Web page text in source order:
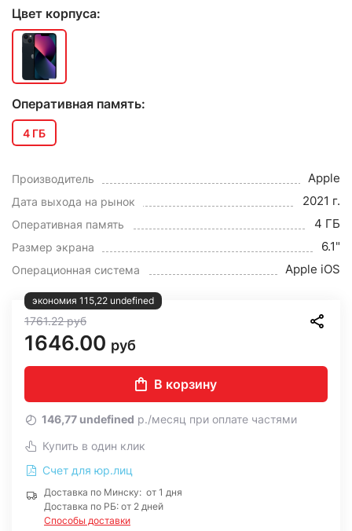
Цвет корпуса:
Оперативная память:
4 ГБ
Производитель Apple
Дата выхода на рынок 2021 г.
Оперативная память 4 ГБ
Размер экрана 6.1"
Операционная система Apple iOS
экономия 115,22 undefined
1761.22руб
1646.00 руб
В корзину
146,77 undefined р./месяц при оплате частями
Купить в один клик
Счет для юр.лиц
Доставка по Минску: от 1 дня
Доставка по РБ: от 2 дней
Способы доставки